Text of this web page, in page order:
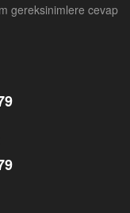
gereksinimlere cevap